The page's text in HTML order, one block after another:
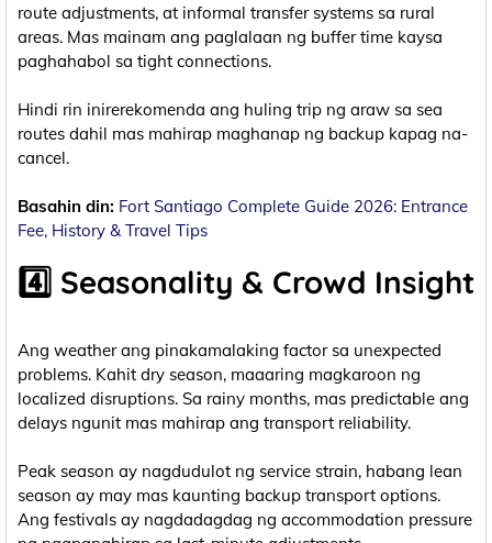
route adjustments, at informal transfer systems sa rural
areas. Mas mainam ang paglalaan ng buffer time kaysa
paghahabol sa tight connections.
Hindi rin inirerekomenda ang huling trip ng araw sa sea
routes dahil mas mahirap maghanap ng backup kapag na-
cancel.
Basahin din: Fort Santiago Complete Guide 2026: Entrance
Fee, History & Travel Tips
4️⃣ Seasonality & Crowd Insight
Ang weather ang pinakamalaking factor sa unexpected
problems. Kahit dry season, maaaring magkaroon ng
localized disruptions. Sa rainy months, mas predictable ang
delays ngunit mas mahirap ang transport reliability.
Peak season ay nagdudulot ng service strain, habang lean
season ay may mas kaunting backup transport options.
Ang festivals ay nagdadagdag ng accommodation pressure